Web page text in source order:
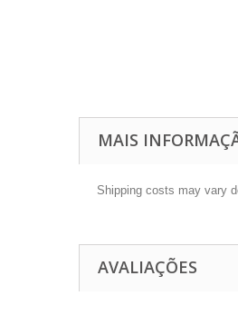
MAIS
Shipping costs may vary
AVALIAÇÕES